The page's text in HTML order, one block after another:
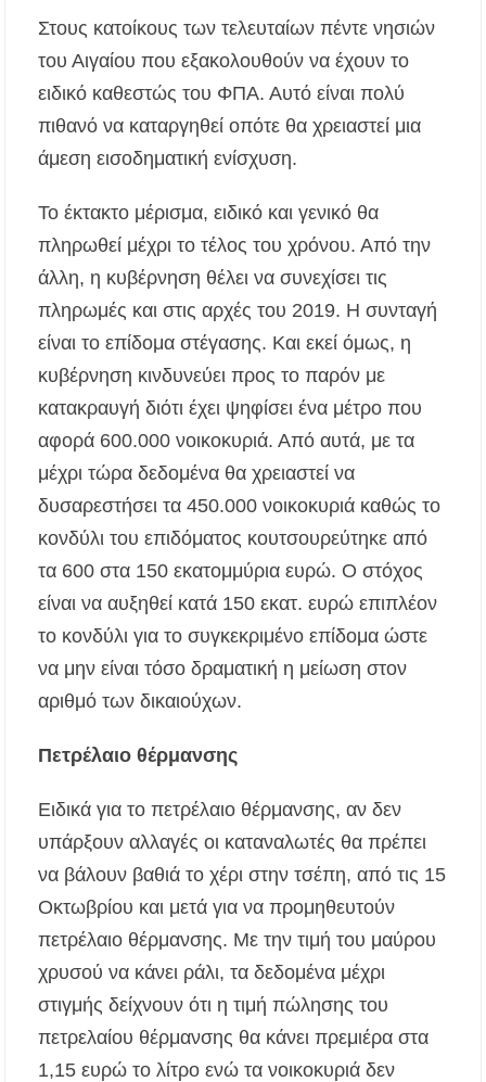
Στους κατοίκους των τελευταίων πέντε νησιών
του Αιγαίου που εξακολουθούν να έχουν το
ειδικό καθεστώς του ΦΠΑ. Αυτό είναι πολύ
πιθανό να καταργηθεί οπότε θα χρειαστεί μια
άμεση εισοδηματική ενίσχυση.
Το έκτακτο μέρισμα, ειδικό και γενικό θα
πληρωθεί μέχρι το τέλος του χρόνου. Από την
άλλη, η κυβέρνηση θέλει να συνεχίσει τις
πληρωμές και στις αρχές του 2019. Η συνταγή
είναι το επίδομα στέγασης. Και εκεί όμως, η
κυβέρνηση κινδυνεύει προς το παρόν με
κατακραυγή διότι έχει ψηφίσει ένα μέτρο που
αφορά 600.000 νοικοκυριά. Από αυτά, με τα
μέχρι τώρα δεδομένα θα χρειαστεί να
δυσαρεστήσει τα 450.000 νοικοκυριά καθώς το
κονδύλι του επιδόματος κουτσουρεύτηκε από
τα 600 στα 150 εκατομμύρια ευρώ. Ο στόχος
είναι να αυξηθεί κατά 150 εκατ. ευρώ επιπλέον
το κονδύλι για το συγκεκριμένο επίδομα ώστε
να μην είναι τόσο δραματική η μείωση στον
αριθμό των δικαιούχων.
Πετρέλαιο θέρμανσης
Ειδικά για το πετρέλαιο θέρμανσης, αν δεν
υπάρξουν αλλαγές οι καταναλωτές θα πρέπει
να βάλουν βαθιά το χέρι στην τσέπη, από τις 15
Οκτωβρίου και μετά για να προμηθευτούν
πετρέλαιο θέρμανσης. Με την τιμή του μαύρου
χρυσού να κάνει ράλι, τα δεδομένα μέχρι
στιγμής δείχνουν ότι η τιμή πώλησης του
πετρελαίου θέρμανσης θα κάνει πρεμιέρα στα
1,15 ευρώ το λίτρο ενώ τα νοικοκυριά δεν